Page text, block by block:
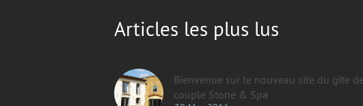
Articles les plus lus
Bienvenue sur le nouveau site du gîte de
couple Stone & Spa